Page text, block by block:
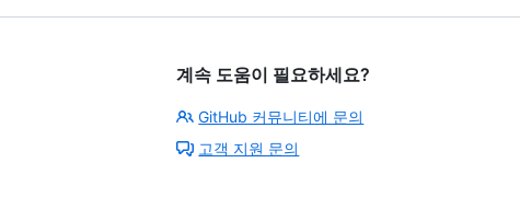
계속 도움이 필요하세요?
GitHub 커뮤니티에 문의
고객 지원 문의